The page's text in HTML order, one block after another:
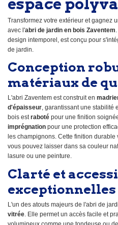
Transformez votre extérieur et gagnez
avec l'abri de jardin en bois Zaventem
design intemporel, est conçu pour
de jardin.
Conception
matériaux de
L'abri Zaventem est construit en
d'épaisseur, garantissant une stabilité
bois estraboté pour une finition
imprégnation pour une protection
les champignons. Cette finition
vous pouvez laisser dans sa couleur
lasure ou une peinture.
Clarté et
exceptionnelles
L'un des atouts majeurs de l'abri de
vitrée. Elle permet un accès facile et